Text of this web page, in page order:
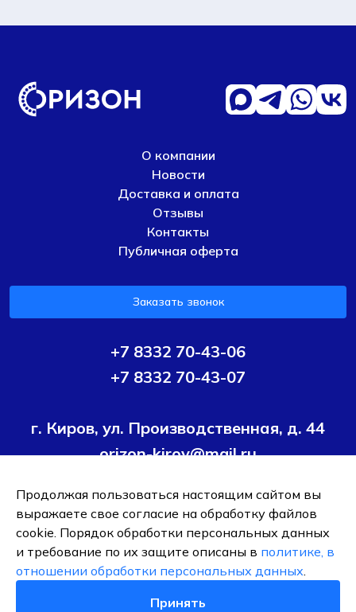
О компании
Новости
Доставка и оплата
Отзывы
Контакты
Публичная оферта
Заказать звонок
+7 8332 70-43-06
+7 8332 70-43-07
г. Киров, ул. Производственная, д. 44
orizon-kirov@mail.ru
Условия политики конфиденциальности
Согласие на
обработку персональных данных
ОБЩЕСТВО С ОГРАНИЧЕННОЙ ОТВЕТСТВЕННОСТЬЮ ТК
"ОРИЗОН-ПОДШИПНИК"
ИНН 4345495376
Продолжая пользоваться настоящим сайтом вы
выражаете свое согласие на обработку файлов
cookie. Порядок обработки персональных данных
и требование по их защите описаны в политике, в
отношении обработки персональных данных.
Принять